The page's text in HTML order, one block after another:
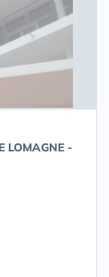
LOMAGNE -